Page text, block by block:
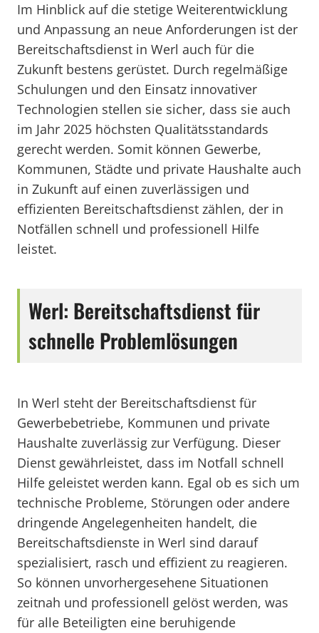
Im Hinblick auf die stetige Weiterentwicklung
und Anpassung an neue Anforderungen ist der
Bereitschaftsdienst in Werl auch für die
Zukunft bestens gerüstet. Durch regelmäßige
Schulungen und den Einsatz innovativer
Technologien stellen sie sicher, dass sie auch
im Jahr 2025 höchsten Qualitätsstandards
gerecht werden. Somit können Gewerbe,
Kommunen, Städte und private Haushalte auch
in Zukunft auf einen zuverlässigen und
effizienten Bereitschaftsdienst zählen, der in
Notfällen schnell und professionell Hilfe
leistet.
Werl: Bereitschaftsdienst für
schnelle Problemlösungen
In Werl steht der Bereitschaftsdienst für
Gewerbebetriebe, Kommunen und private
Haushalte zuverlässig zur Verfügung. Dieser
Dienst gewährleistet, dass im Notfall schnell
Hilfe geleistet werden kann. Egal ob es sich um
technische Probleme, Störungen oder andere
dringende Angelegenheiten handelt, die
Bereitschaftsdienste in Werl sind darauf
spezialisiert, rasch und effizient zu reagieren.
So können unvorhergesehene Situationen
zeitnah und professionell gelöst werden, was
für alle Beteiligten eine beruhigende